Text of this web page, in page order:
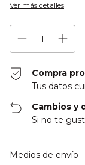
Ver más detalles
Compra
Tus datos
Cambios y
Si no te
Entregas para el CP:
Medios de envío